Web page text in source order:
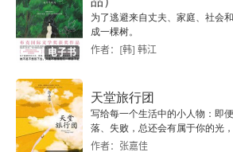
电子书
为了逃避来自丈夫、家庭、社会
成一棵树。
作者：[韩] 韩江
天堂旅行团
写给每一个生活中的小人物：即
落、失败，总还会有属于你的光
你。
作者：张嘉佳